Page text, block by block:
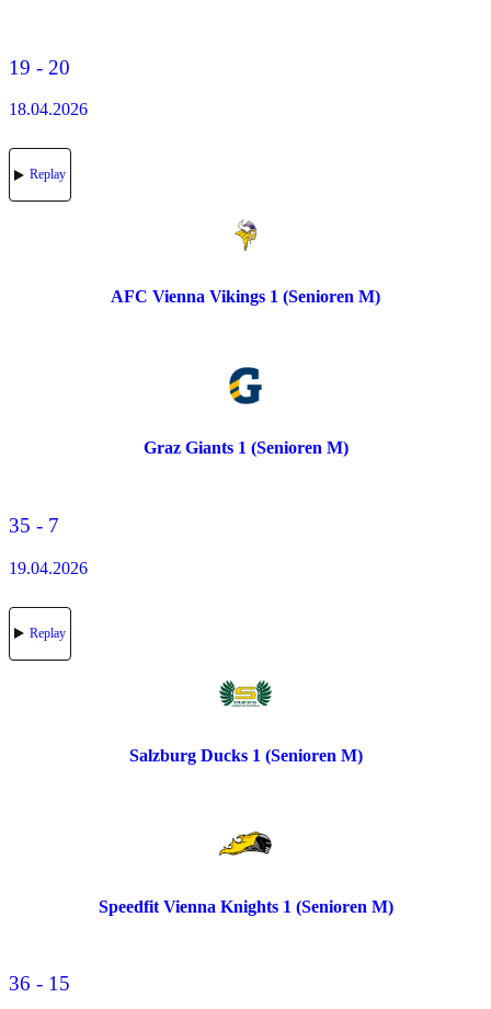
19 - 20
18.04.2026
Replay
AFC Vienna Vikings 1 (Senioren M)
Graz Giants 1 (Senioren M)
35 - 7
19.04.2026
Replay
Salzburg Ducks 1 (Senioren M)
Speedfit Vienna Knights 1 (Senioren M)
36 - 15